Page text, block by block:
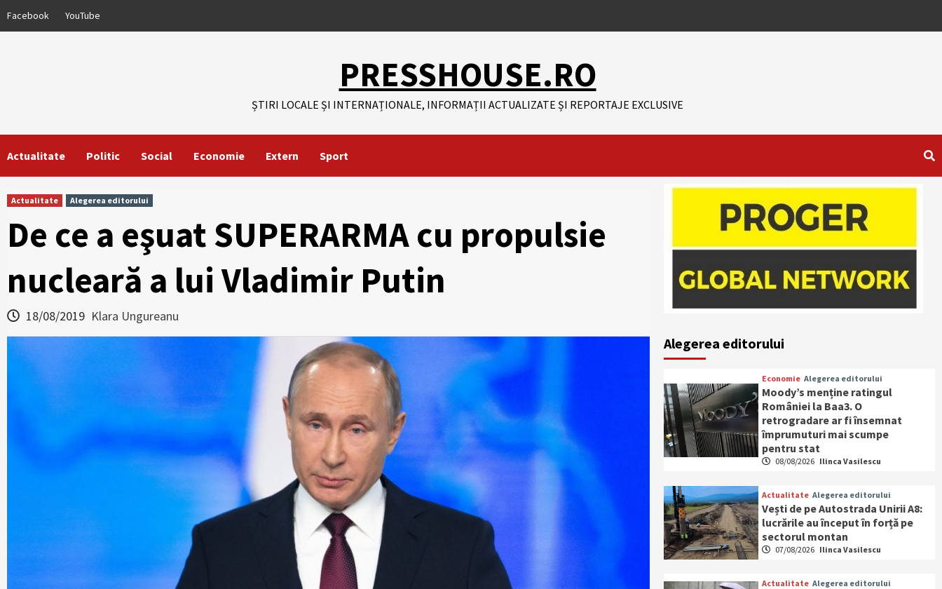
Facebook YouTube
PRESSHOUSE.RO
ȘTIRI LOCALE ȘI INTERNAȚIONALE, INFORMAȚII ACTUALIZATE ȘI REPORTAJE EXCLUSIVE
Actualitate Politic Social Economie Extern Sport
Actualitate Alegerea editorului
De ce a eşuat SUPERARMA cu propulsie
nucleară a lui Vladimir Putin
18/08/2019 Klara Ungureanu
Alegerea editorului
Economie Alegerea editorului
Moody’s menține ratingul
României la Baa3. O
retrogradare ar fi însemnat
împrumuturi mai scumpe
pentru stat
08/08/2026 Ilinca Vasilescu
Actualitate Alegerea editorului
Vești de pe Autostrada Unirii A8:
lucrările au început în forță pe
sectorul montan
07/08/2026 Ilinca Vasilescu
Actualitate Alegerea editorului